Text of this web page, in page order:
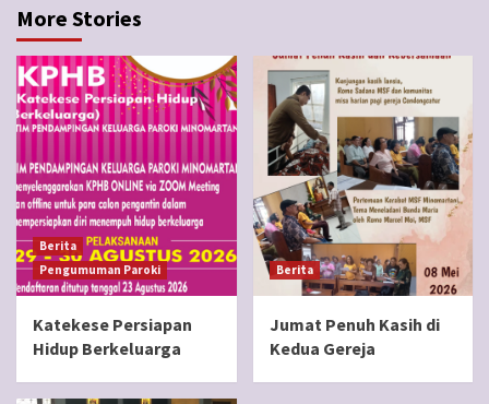
More Stories
Berita
Pengumuman Paroki
Katekese Persiapan
Hidup Berkeluarga
Berita
Jumat Penuh Kasih di
Kedua Gereja